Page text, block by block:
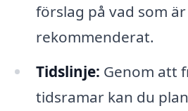
förslag på vad som
rekommenderat.
Tidslinje: Genom att
tidsramar kan du